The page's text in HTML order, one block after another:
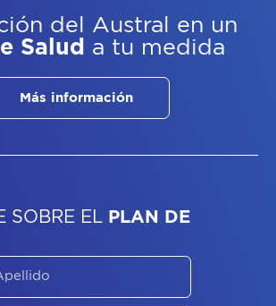
del Austral
en un
Salud a tu medida
Más información